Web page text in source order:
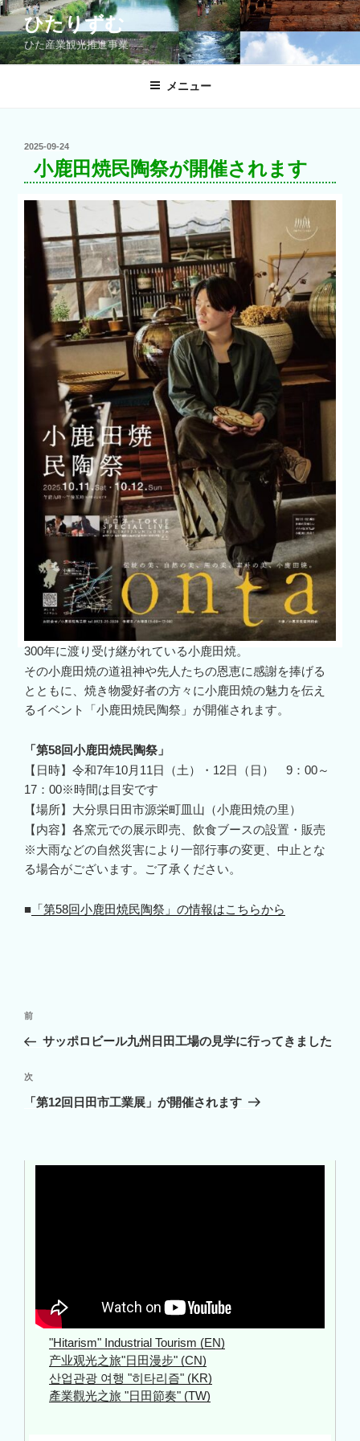
コ
ン
テ
ン
ひたりずむ
ひた産業観光推進事業
メニュー
投
日:
2025-09-24
小鹿田焼民陶祭が開催されます
300年に渡り受け継がれている小鹿田焼。
その小鹿田焼の道祖神や先人たちの恩恵に感謝を捧げる
とともに、焼き物愛好者の方々に小鹿田焼の魅力を伝え
るイベント「小鹿田焼民陶祭」が開催されます。
「第58回小鹿田焼民陶祭」
【日時】令和7年10月11日（土）・12日（日） 9：00～
17：00※時間は目安です
【場所】大分県日田市源栄町皿山（小鹿田焼の里）
【内容】各窯元での展示即売、飲食ブースの設置・販売
※大雨などの自然災害により一部行事の変更、中止とな
る場合がございます。ご了承ください。
■ 「第58回小鹿田焼民陶祭」の情報はこちらから
投
ナ
ビ
ゲ
ョ
前
の
稿
前
サッポロビール九州日田工場の見学に行ってきました
次
の
次
「第12回日田市工業展」が開催されます
"Hitarism" Industrial Tourism (EN)
产业观光之旅"日田漫步" (CN)
산업관광 여행 "히타리즘" (KR)
產業觀光之旅 "日田節奏" (TW)